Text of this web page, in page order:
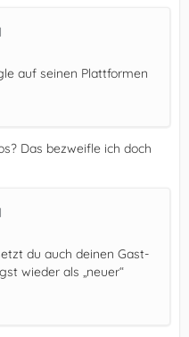
auf seinen Plattformen
Das bezweifle ich doch
du auch deinen Gast-
wieder als „neuer“